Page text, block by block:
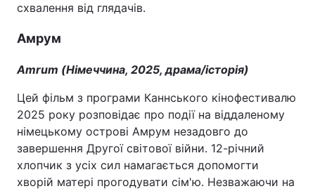
схвалення від глядачів.
Амрум
Amrum (Німеччина, 2025, драма/історія)
Цей фільм з програми Каннського кінофестивалю
2025 року розповідає про події на віддаленому
німецькому острові Амрум незадовго до
завершення Другої світової війни. 12-річний
хлопчик з усіх сил намагається допомогти
хворій матері прогодувати сім'ю. Незважаючи на